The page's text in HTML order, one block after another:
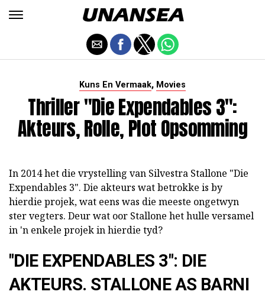
Kuns En Vermaak, Movies
Thriller "Die Expendables 3":
Akteurs, Rolle, Plot Opsomming
In 2014 het die vrystelling van Silvestra Stallone "Die
Expendables 3". Die akteurs wat betrokke is by
hierdie projek, wat eens was die meeste ongetwyn
ster vegters. Deur wat oor Stallone het hulle versamel
in 'n enkele projek in hierdie tyd?
"DIE EXPENDABLES 3": DIE
AKTEURS. STALLONE AS BARNI